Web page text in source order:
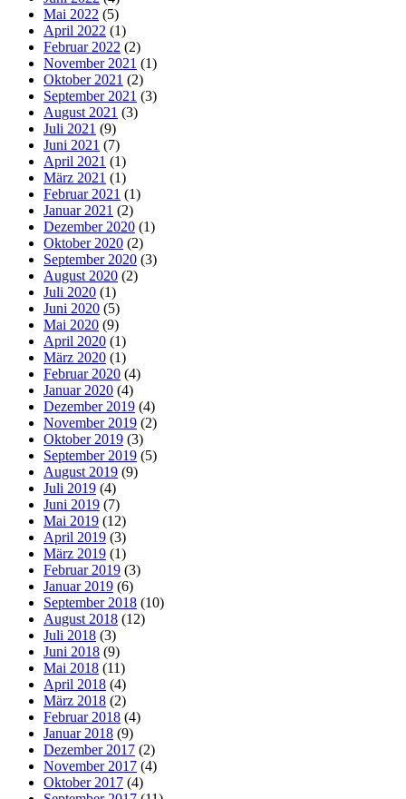
Mai 2022 (5)
April 2022 (1)
Februar 2022 (2)
November 2021 (1)
Oktober 2021 (2)
September 2021 (3)
August 2021 (3)
Juli 2021 (9)
Juni 2021 (7)
April 2021 (1)
März 2021 (1)
Februar 2021 (1)
Januar 2021 (2)
Dezember 2020 (1)
Oktober 2020 (2)
September 2020 (3)
August 2020 (2)
Juli 2020 (1)
Juni 2020 (5)
Mai 2020 (9)
April 2020 (1)
März 2020 (1)
Februar 2020 (4)
Januar 2020 (4)
Dezember 2019 (4)
November 2019 (2)
Oktober 2019 (3)
September 2019 (5)
August 2019 (9)
Juli 2019 (4)
Juni 2019 (7)
Mai 2019 (12)
April 2019 (3)
März 2019 (1)
Februar 2019 (3)
Januar 2019 (6)
September 2018 (10)
August 2018 (12)
Juli 2018 (3)
Juni 2018 (9)
Mai 2018 (11)
April 2018 (4)
März 2018 (2)
Februar 2018 (4)
Januar 2018 (9)
Dezember 2017 (2)
November 2017 (4)
Oktober 2017 (4)